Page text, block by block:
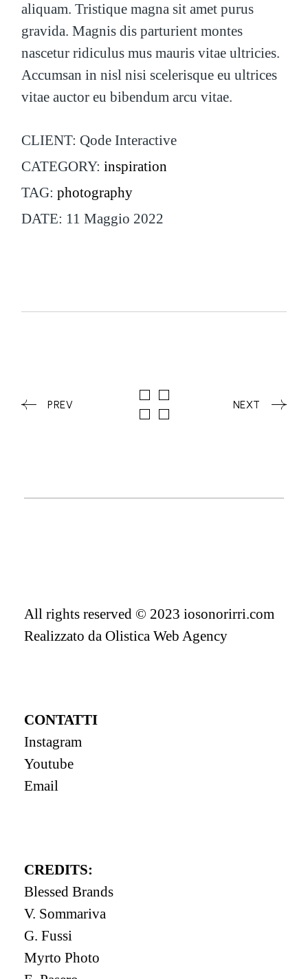
aliquam. Tristique magna sit amet purus
gravida. Magnis dis parturient montes
nascetur ridiculus mus mauris vitae ultricies.
Accumsan in nisl nisi scelerisque eu ultrices
vitae auctor eu bibendum arcu vitae.
CLIENT: Qode Interactive
CATEGORY: inspiration
TAG: photography
DATE: 11 Maggio 2022
PREV NEXT
All rights reserved © 2023 iosonorirri.com
Realizzato da Olistica Web Agency
CONTATTI
Instagram
Youtube
Email
CREDITS:
Blessed Brands
V. Sommariva
G. Fussi
Myrto Photo